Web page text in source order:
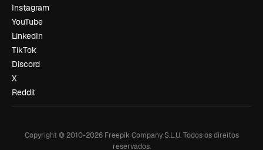
Instagram
YouTube
LinkedIn
TikTok
Discord
X
Reddit
Copyright © 2010-2026Freepik Company S.L.U. Todos os direitos
reservados.